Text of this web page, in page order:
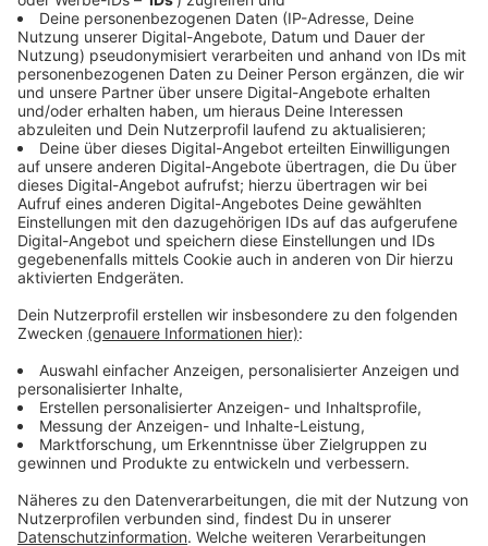
Polizei vermutet Touristen
Anzeige
Die Polizei geht davon aus, dass es sich um Touristen
handeln könnte, die für das Konzert des
belarussischen Rappers Max Korzh heute Abend in der
Merkur-Spiel-Arena nach Düsseldorf gekommen sind.
Nach Einschätzung der Polizei wissen viele von ihnen
nichts von der Lebensgefahr beim Schwimmen im
Rhein und auch nicht vom geltenden Badeverbot.
Zudem soll es heute bis zu 40 Grad heiß werden.
Warnung vor dem Rhein
Anzeige
Die Wasserschutzpolizei warnt noch einmal deutlich